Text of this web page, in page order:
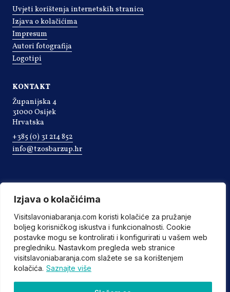
Izjava o kolačićima
Visitslavoniabaranja.com koristi kolačiće za pružanje
boljeg korisničkog iskustva i funkcionalnosti. Cookie
postavke mogu se kontrolirati i konfigurirati u vašem web
pregledniku. Nastavkom pregleda web stranice
visitslavoniabaranja.com slažete se sa korištenjem
kolačića. Saznajte više
Uvjeti korištenja internetskih stranica
Izjava o kolačićima
Impresum
Autori fotografija
Logotipi
KONTAKT
Županijska 4
31000 Osijek
Hrvatska
+385 (0) 31 214 852
info@tzosbarzup.hr
©2022 Turistička zajednica Osječko-baranjske županije